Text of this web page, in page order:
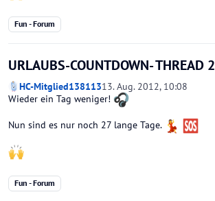
Fun - Forum
URLAUBS-COUNTDOWN- THREAD 2
HC-Mitglied13811313. Aug. 2012, 10:08
Wieder ein Tag weniger!
Nun sind es nur noch 27 lange Tage.
Fun - Forum